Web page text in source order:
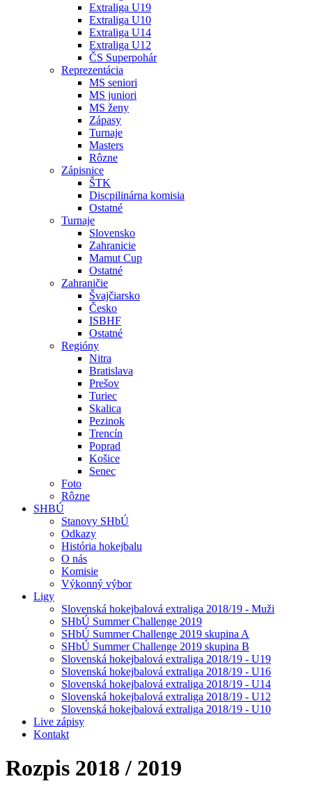
Extraliga U19
Extraliga U10
Extraliga U14
Extraliga U12
ČS Superpohár
Reprezentácia
MS seniori
MS juniori
MS ženy
Zápasy
Turnaje
Masters
Rôzne
Zápisnice
ŠTK
Discpilinárna komisia
Ostatné
Turnaje
Slovensko
Zahranicie
Mamut Cup
Ostatné
Zahraničie
Švajčiarsko
Česko
ISBHF
Ostatné
Regióny
Nitra
Bratislava
Prešov
Turiec
Skalica
Pezinok
Trencín
Poprad
Košice
Senec
Foto
Rôzne
SHBÚ
Stanovy SHbÚ
Odkazy
História hokejbalu
O nás
Komisie
Výkonný výbor
Ligy
Slovenská hokejbalová extraliga 2018/19 - Muži
SHbÚ Summer Challenge 2019
SHbÚ Summer Challenge 2019 skupina A
SHbÚ Summer Challenge 2019 skupina B
Slovenská hokejbalová extraliga 2018/19 - U19
Slovenská hokejbalová extraliga 2018/19 - U16
Slovenská hokejbalová extraliga 2018/19 - U14
Slovenská hokejbalová extraliga 2018/19 - U12
Slovenská hokejbalová extraliga 2018/19 - U10
Live zápisy
Kontakt
Rozpis 2018 / 2019